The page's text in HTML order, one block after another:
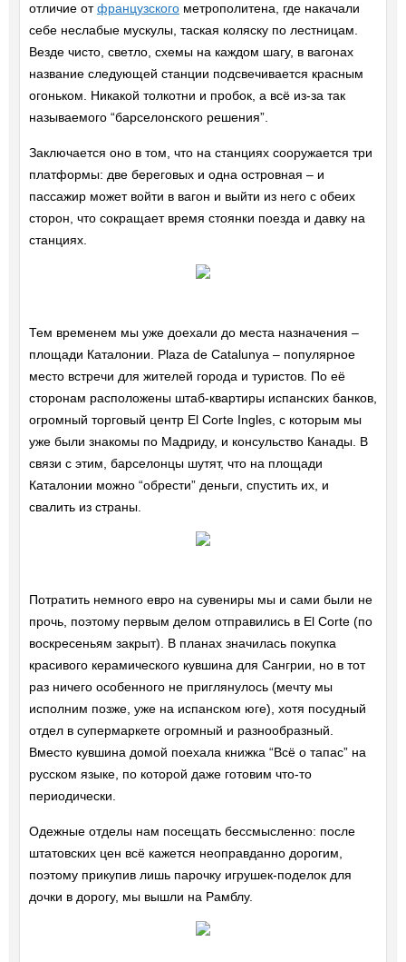
отличие отфранцузскогометрополитена, где накачали
себе неслабые мускулы, таская коляску по лестницам.
Везде чисто, светло, схемы на каждом шагу, в вагонах
название следующей станции подсвечивается красным
огоньком. Никакой толкотни и пробок, а всё из-за так
называемого “барселонского решения”.
Заключается оно в том, что на станциях сооружается три
платформы: две береговых и одна островная – и
пассажир может войти в вагон и выйти из него с обеих
сторон, что сокращает время стоянки поезда и давку на
станциях.
Тем временем мы уже доехали до места назначения –
площади Каталонии. Plaza de Catalunya – популярное
место встречи для жителей города и туристов. По её
сторонам расположены штаб-квартиры испанских банков,
огромный торговый центр El Corte Ingles, с которым мы
уже были знакомы по Мадриду, и консульство Канады. В
связи с этим, барселонцы шутят, что на площади
Каталонии можно “обрести” деньги, спустить их, и
свалить из страны.
Потратить немного евро на сувениры мы и сами были не
прочь, поэтому первым делом отправились в El Corte (по
воскресеньям закрыт). В планах значилась покупка
красивого керамического кувшина для Сангрии, но в тот
раз ничего особенного не приглянулось (мечту мы
исполним позже, уже на испанском юге), хотя посудный
отдел в супермаркете огромный и разнообразный.
Вместо кувшина домой поехала книжка “Всё о тапас” на
русском языке, по которой даже готовим что-то
периодически.
Одежные отделы нам посещать бессмысленно: после
штатовских цен всё кажется неоправданно дорогим,
поэтому прикупив лишь парочку игрушек-поделок для
дочки в дорогу, мы вышли на Рамблу.